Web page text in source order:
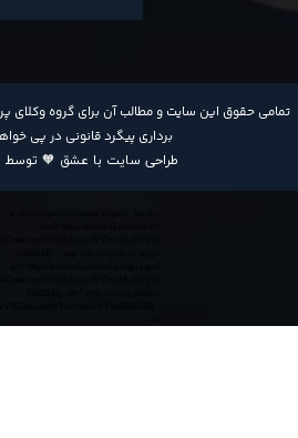
​تمامی حقوق این سایت و مطالب آن برای گروه
برداری پیگرد قانونی در پی
طراحی سایت با عشق 🧡 توسط